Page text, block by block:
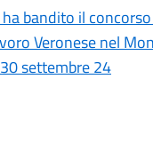
bandito il
Veronese nel
settembre 24